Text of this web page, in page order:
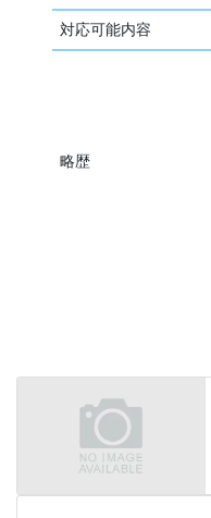
対応可能内容
略歴